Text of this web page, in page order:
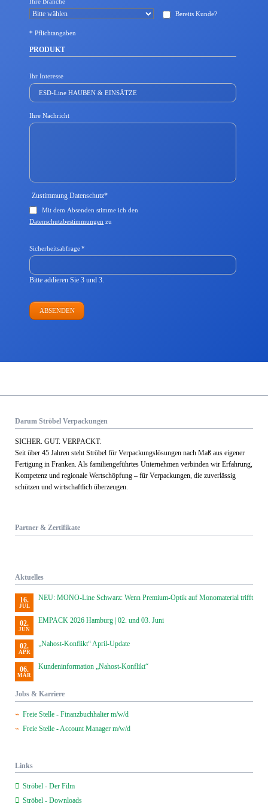
d
Ihre Branche
Bereits Kunde?
* Pflichtangaben
PRODUKT
Ihr Interesse
Ihre Nachricht
Pflichtfeld
Zustimmung Datenschutz*
Mit dem Absenden stimme ich den
Datenschutzbestimmungen zu
Pflichtfeld
Sicherheitsabfrage*
Bitte addieren Sie 3 und 3.
ABSENDEN
Darum Ströbel Verpackungen
SICHER. GUT. VERPACKT.
Seit über 45 Jahren steht Ströbel für Verpack­ungs­lösungen nach Maß aus eigener
Fertigung in Franken. Als familien­geführtes Unternehmen verbinden wir Erfahrung,
Kom­petenz und regionale Wert­schöpfung – für Verpackungen, die zuverlässig
schützen und wirtschaftlich überzeugen.
Partner & Zertifikate
Aktuelles
16.
JUL
NEU: MONO-Line Schwarz: Wenn Premium-Optik auf Monomaterial trifft
02.
JUN
EMPACK 2026 Hamburg | 02. und 03. Juni
02.
APR
„Nahost-Konflikt“ April-Update
06.
MÄR
Kundeninformation „Nahost-Konflikt“
Jobs & Karriere
Freie Stelle - Finanzbuchhalter m/w/d
Freie Stelle - Account Manager m/w/d
Links
Ströbel - Der Film
Ströbel - Downloads